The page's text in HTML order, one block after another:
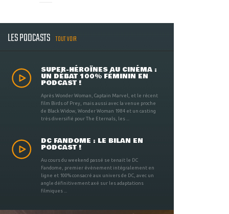
LES PODCASTS TOUT VOIR
SUPER-HÉROÏNES AU CINÉMA :
UN DÉBAT 100% FÉMININ EN
PODCAST !
Après Wonder Woman, Captain Marvel, et le récent
film Birds of Prey, mais aussi avec la venue proche
de Black Widow, Wonder Woman 1984 et un casting
très diversifié pour The Eternals, les ...
DC FANDOME : LE BILAN EN
PODCAST !
Au cours du weekend passé se tenait le DC
Fandome, premier évènement intégralement en
ligne et 100% consacré aux univers de DC, avec un
angle définitivement axé sur les adaptations
filmiques ...